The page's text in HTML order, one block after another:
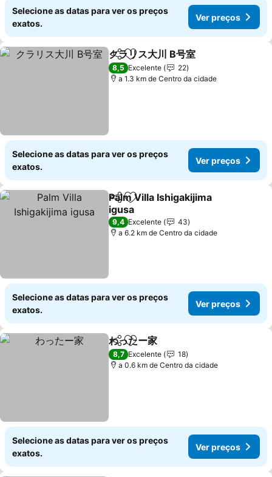
Selecione as datas para ver os preços
exatos.
Ver preços
PartilharAdicionar aos favoritos
クラリス大川 B号室
8,5 Excelente
22
a 1.3 km de Centro da cidade
Selecione as datas para ver os preços
exatos.
Ver preços
PartilharAdicionar aos favoritos
Palm Villa Ishigakijima
igusa
Ver preços
9,4 Excelente
43
a 6.2 km de Centro da cidade
Selecione as datas para ver os preços
exatos.
Ver preços
PartilharAdicionar aos favoritos
わったー家
8,7 Excelente
18
a 0.6 km de Centro da cidade
Selecione as datas para ver os preços
exatos.
Ver preços